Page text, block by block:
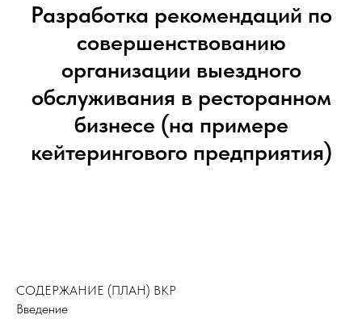
Разработка рекомендаций по
совершенствованию
организации выездного
обслуживания в ресторанном
бизнесе (на примере
кейтерингового предприятия)
СОДЕРЖАНИЕ (ПЛАН) ВКР
Введение